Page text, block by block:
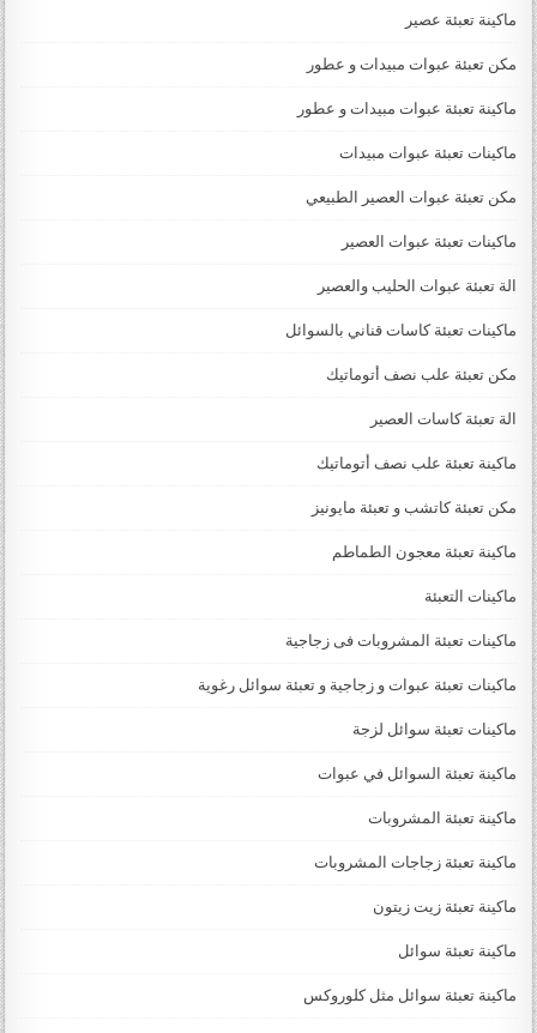
ماكينة تعبئة عصير
مكن تعبئة عبوات مبيدات و عطور
ماكينة تعبئة عبوات مبيدات و عطور
ماكينات تعبئة عبوات مبيدات
مكن تعبئة عبوات العصير الطبيعي
ماكينات تعبئة عبوات العصير
الة تعبئة عبوات الحليب والعصير
ماكينات تعبئة كاسات قناني بالسوائل
مكن تعبئة علب نصف أتوماتيك
الة تعبئة كاسات العصير
ماكينة تعبئة علب نصف أتوماتيك
مكن تعبئة كاتشب و تعبئة مايونيز
ماكينة تعبئة معجون الطماطم
ماكينات التعبئة
ماكينات تعبئة المشروبات فى زجاجية
ماكينات تعبئة عبوات و زجاجية و تعبئة سوائل رغوية
ماكينات تعبئة سوائل لزجة
‏‏‏ماكينة تعبئة السوائل في عبوات
ماكينة تعبئة المشروبات
ماكينة تعبئة زجاجات المشروبات
ماكينة تعبئة زيت زيتون
ماكينة تعبئة سوائل
ماكينة تعبئة سوائل مثل كلوروكس